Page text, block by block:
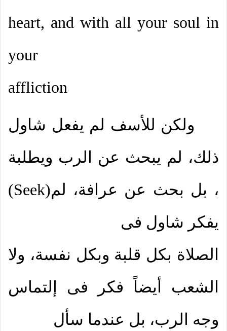
heart, and with all your soul in
your
affliction
ولكن للأسف لم يفعل شاول
ذلك، لم يبحث عن الرب ويطلبة
(Seek)، بل بحث عن عرافة، لم
يفكر شاول فى
الصلاة بكل قلبة وبكل نفسة، ولا
الشعب أيضاً فكر فى إلتماس
وجه الرب، بل عندما سأل